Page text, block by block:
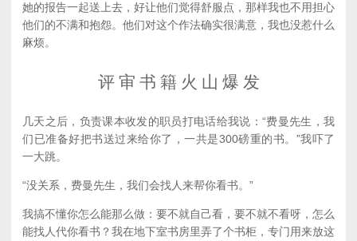
她的报告一起送上去，好让他们觉得舒服点，那样我也不用担心
他们的不满和抱怨。他们对这个作法确实很满意，我也没惹什么
麻烦。
评 审 书 籍 火 山 爆 发
几天之后，负责课本收发的职员打电话给我说：“费曼先生，我
们已准备好把书送过来给你了，一共是300磅重的书。”我吓了
一大跳。
“没关系，费曼先生，我们会找人来帮你看书。”
我搞不懂你怎么能那么做：要不就自己看，要不就不看呀，怎么
能找人代你看书？我在地下室书房里弄了个书柜，专门用来放这